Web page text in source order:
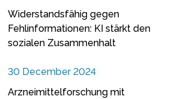
Widerstandsfähig gegen
Fehlinformationen: KI stärkt den
sozialen Zusammenhalt
30 December 2024
Arzneimittelforschung mit